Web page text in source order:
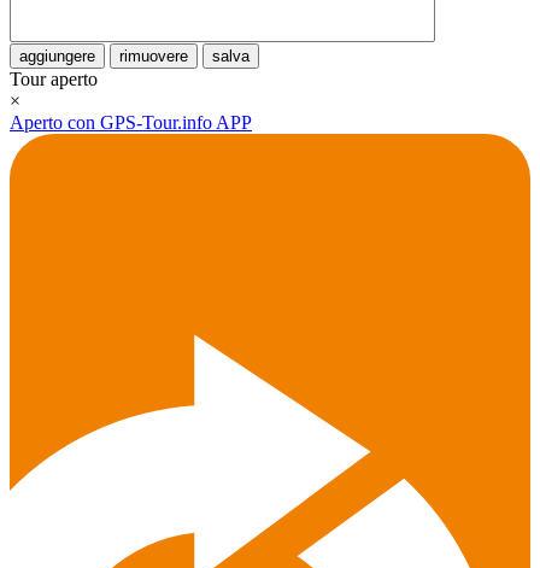
aggiungere rimuovere salva
Tour aperto
×
Aperto con GPS-Tour.info APP